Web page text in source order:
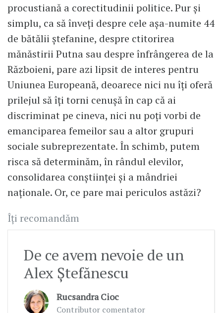
procustiană a corectitudinii politice. Pur și
simplu, ca să înveți despre cele așa-numite 44
de bătălii ștefanine, despre ctitorirea
mănăstirii Putna sau despre înfrângerea de la
Războieni, pare azi lipsit de interes pentru
Uniunea Europeană, deoarece nici nu îți oferă
prilejul să îți torni cenușă în cap că ai
discriminat pe cineva, nici nu poți vorbi de
emanciparea femeilor sau a altor grupuri
sociale subreprezentate. În schimb, putem
risca să determinăm, în rândul elevilor,
consolidarea conștiinței și a mândriei
naționale. Or, ce pare mai periculos astăzi?
Îți recomandăm
De ce avem nevoie de un
Alex Ștefănescu
Rucsandra Cioc
Contributor comentator